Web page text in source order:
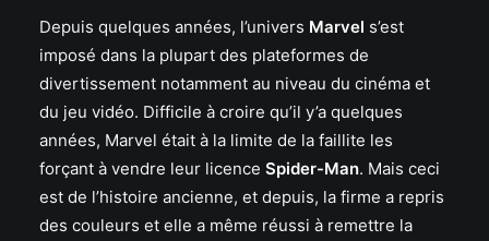
Depuis quelques années, l’univers Marvel s’est
imposé dans la plupart des plateformes de
divertissement notamment au niveau du cinéma et
du jeu vidéo. Difficile à croire qu’il y’a quelques
années, Marvel était à la limite de la faillite les
forçant à vendre leur licence Spider-Man. Mais ceci
est de l’histoire ancienne, et depuis, la firme a repris
des couleurs et elle a même réussi à remettre la